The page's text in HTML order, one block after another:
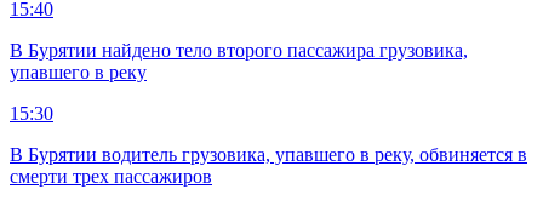
15:40
В Бурятии найдено тело второго пассажира грузовика,
упавшего в реку
15:30
В Бурятии водитель грузовика, упавшего в реку, обвиняется в
смерти трех пассажиров